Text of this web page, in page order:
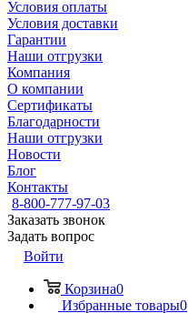
Условия оплаты
Условия доставки
Гарантии
Наши отгрузки
Компания
О компании
Сертификаты
Благодарности
Наши отгрузки
Новости
Блог
Контакты
8-800-777-97-03
Заказать звонок
Задать вопрос
Войти
Корзина0
Избранные товары0